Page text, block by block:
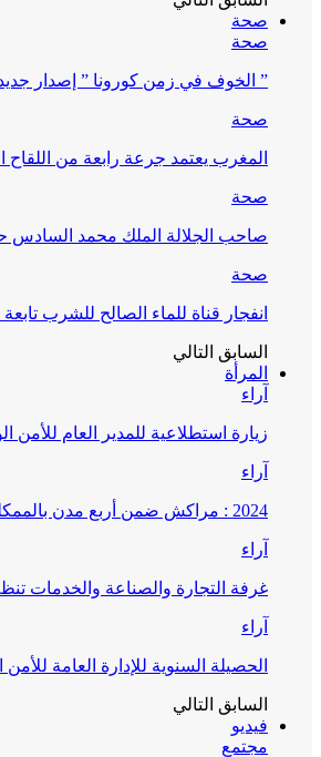
صحة
صحة
” الخوف في زمن كورونا ” إصدار
صحة
المغرب يعتمد جرعة رابعة من اللقاح المضاد
صحة
صاحب الجلالة الملك محمد السادس حفظه
صحة
انفجار قناة للماء الصالح للشرب
السابق التالي
المرأة
آراء
زيارة استطلاعية للمدير العام للأمن
آراء
2024 : مراكش ضمن أربع مدن بالممكلة سجلت مامجموعه 656 قضية تتعلق بغسيل الأموال
آراء
غرفة التجارة والصناعة والخدمات
آراء
الحصيلة السنوية للإدارة العامة للأمن
السابق التالي
فيديو
مجتمع